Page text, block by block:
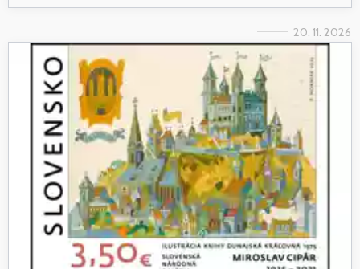
20. 11. 2026